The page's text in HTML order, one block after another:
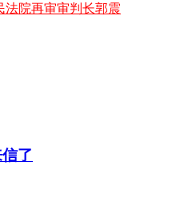
法院再审审判长郭震
了